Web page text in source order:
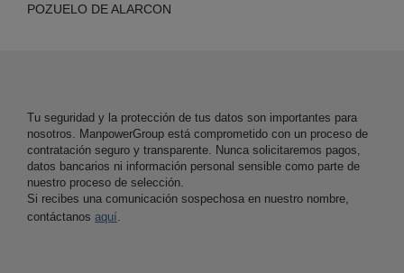
POZUELO DE ALARCON
Tu seguridad y la protección de tus datos son importantes para
nosotros. ManpowerGroup está comprometido con un proceso de
contratación seguro y transparente. Nunca solicitaremos pagos,
datos bancarios ni información personal sensible como parte de
nuestro proceso de selección.
Si recibes una comunicación sospechosa en nuestro nombre,
contáctanos aquí.